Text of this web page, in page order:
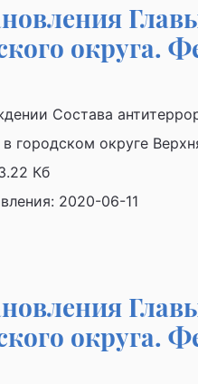
округа.
Состава
городском округе
Кб
2020-06-11
округа.